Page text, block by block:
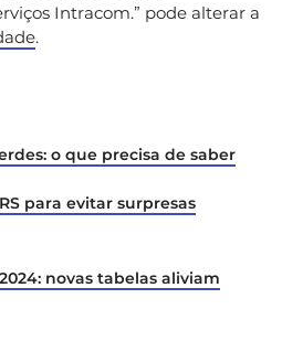
Intracom.” pode alterar a
.
o que precisa de saber
para evitar surpresas
novas tabelas aliviam